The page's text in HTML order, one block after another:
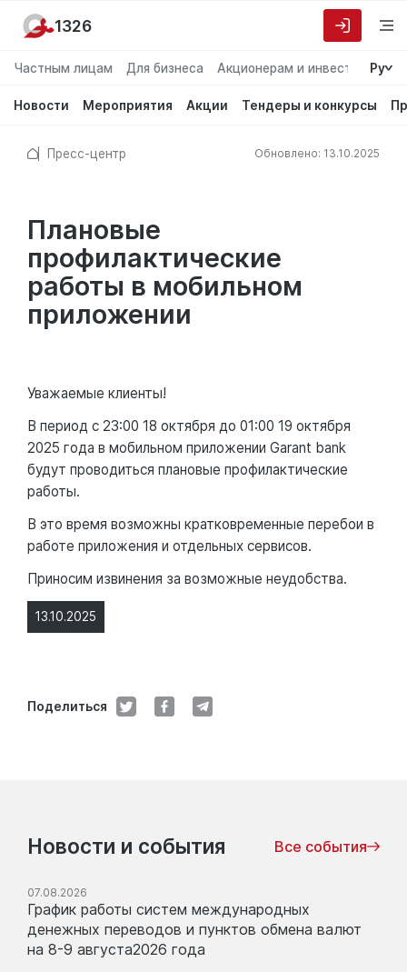
Частным лицам Для бизнеса Акционерам и инвесторам
Ру
Новости Мероприятия Акции Тендеры и конкурсы
1326
Пресс-центр Обновлено: 13.10.2025
Плановые
профилактические
работы в мобильном
приложении
13.10.2025
Поделиться
Уважаемые клиенты!
В период с 23:00 18 октября до 01:00 19 октября
2025 года в мобильном приложении Garant bank
будут проводиться плановые профилактические
работы.
В это время возможны кратковременные перебои в
работе приложения и отдельных сервисов.
Приносим извинения за возможные неудобства.
Новости и события Все события
07.08.2026
График работы систем международных
денежных переводов и пунктов обмена валют
на 8-9 августа2026 года